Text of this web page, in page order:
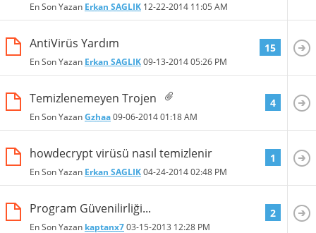
En Son Yazan Erkan SAGLIK 12-22-2014 11:05 AM
AntiVirüs Yardım
En Son Yazan Erkan SAGLIK09-13-201405:26 PM
15
Temizlenemeyen Trojen
En Son YazanGzhaa09-06-201401:18 AM
4
howdecrypt virüsü nasıl temizlenir
En Son Yazan Erkan SAGLIK04-24-201402:48 PM
1
Program Güvenilirliği...
En Son Yazan kaptanx703-15-2013 12:28 PM
2